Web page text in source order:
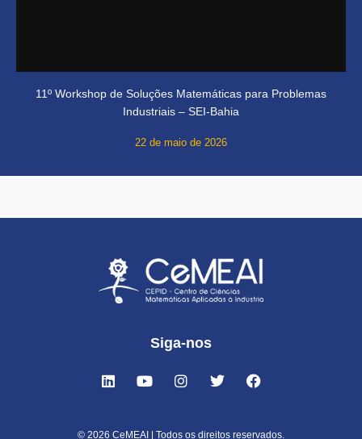
11º Workshop de Soluções Matemáticas para Problemas
Industriais – SEI-Bahia
22 de maio de 2026
Siga-nos
© 2026 CeMEAI | Todos os direitos reservados.